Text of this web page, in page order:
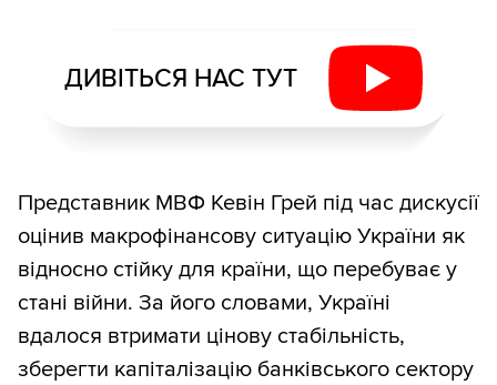
самоврядуванням і держадміністраціями.
Для порівняння: попередній, третій
затвердила у березні 2025 року —
Україна виконала 13 із 16 умов.
Невиконані три пункти не заблокували
виплату: Ukraine Facility передбачає
гнучкість і пільговий період для
добирання реформ.
ДИВІТЬСЯ НАС ТУТ
Представник МВФ Кевін Грей під час дискусії
оцінив макрофінансову ситуацію України як
відносно стійку для країни, що перебуває у
стані війни. За його словами, Україні
вдалося втримати цінову стабільність,
зберегти капіталізацію банківського сектору